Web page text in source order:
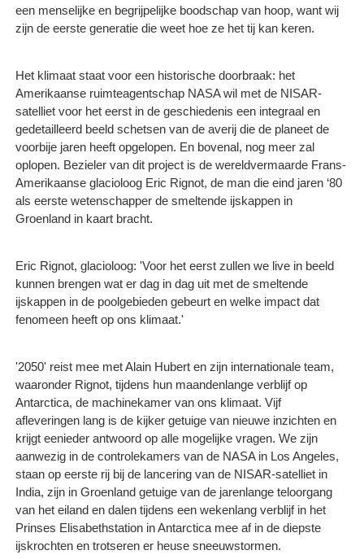
een menselijke en begrijpelijke boodschap van hoop, want wij
zijn de eerste generatie die weet hoe ze het tij kan keren.
Het klimaat staat voor een historische doorbraak: het
Amerikaanse ruimteagentschap NASA wil met de NISAR-
satelliet voor het eerst in de geschiedenis een integraal en
gedetailleerd beeld schetsen van de averij die de planeet de
voorbije jaren heeft opgelopen. En bovenal, nog meer zal
oplopen. Bezieler van dit project is de wereldvermaarde Frans-
Amerikaanse glacioloog Eric Rignot, de man die eind jaren ‘80
als eerste wetenschapper de smeltende ijskappen in
Groenland in kaart bracht.
Eric Rignot, glacioloog: 'Voor het eerst zullen we live in beeld
kunnen brengen wat er dag in dag uit met de smeltende
ijskappen in de poolgebieden gebeurt en welke impact dat
fenomeen heeft op ons klimaat.'
'2050' reist mee met Alain Hubert en zijn internationale team,
waaronder Rignot, tijdens hun maandenlange verblijf op
Antarctica, de machinekamer van ons klimaat. Vijf
afleveringen lang is de kijker getuige van nieuwe inzichten en
krijgt eenieder antwoord op alle mogelijke vragen. We zijn
aanwezig in de controlekamers van de NASA in Los Angeles,
staan op eerste rij bij de lancering van de NISAR-satelliet in
India, zijn in Groenland getuige van de jarenlange teloorgang
van het eiland en dalen tijdens een wekenlang verblijf in het
Prinses Elisabethstation in Antarctica mee af in de diepste
ijskrochten en trotseren er heuse sneeuwstormen.